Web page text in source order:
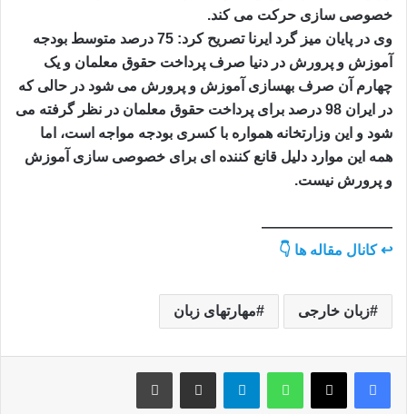
خصوصی سازی حرکت می کند.
وی در پایان میز گرد ایرنا تصریح کرد: 75 درصد متوسط بودجه
آموزش و پرورش در دنیا صرف پرداخت حقوق معلمان و یک
چهارم آن صرف بهسازی آموزش و پرورش می شود در حالی که
در ایران 98 درصد برای پرداخت حقوق معلمان در نظر گرفته می
شود و این وزارتخانه همواره با کسری بودجه مواجه است، اما
همه این موارد دلیل قانع کننده ای برای خصوصی سازی آموزش
و پرورش نیست.
—————————
↩ کانال مقاله ها 👇
زبان خارجی مهارتهای زبان
واتس آپ اشتراک گذاری از طریق ایمیل